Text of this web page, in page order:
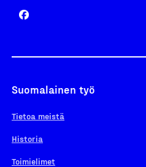
Suomalainen työ
Tietoa meistä
Historia
Toimielimet